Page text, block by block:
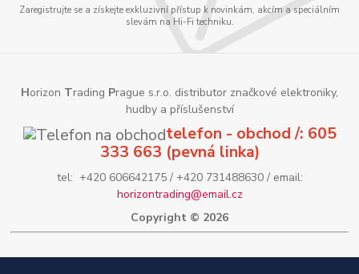
Zaregistrujte se a získejte exkluzivní přístup k novinkám, akcím a speciálním
slevám na Hi-Fi techniku.
Horizon Trading Prague s.r.o. distributor značkové elektroniky,
hudby a příslušenství
telefon - obchod /: 605
333 663 (pevná linka)
tel: +420 606642175 / +420 731488630 / email:
horizontrading@email.cz
Copyright © 2026